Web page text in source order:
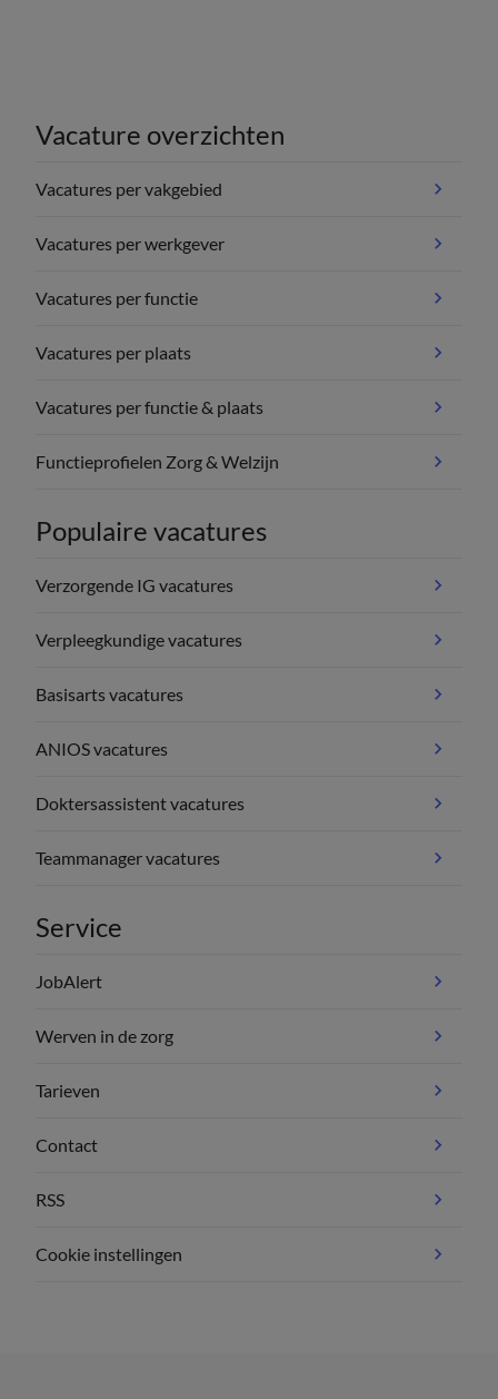
Vacature overzichten
Vacatures per vakgebied
Vacatures per werkgever
Vacatures per functie
Vacatures per plaats
Vacatures per functie & plaats
Functieprofielen Zorg & Welzijn
Populaire vacatures
Verzorgende IG vacatures
Verpleegkundige vacatures
Basisarts vacatures
ANIOS vacatures
Doktersassistent vacatures
Teammanager vacatures
Service
JobAlert
Werven in de zorg
Tarieven
Contact
RSS
Cookie instellingen